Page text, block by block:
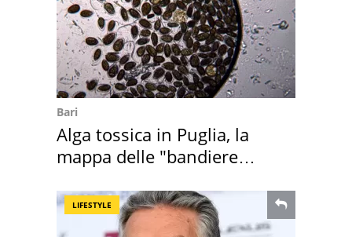
Bari
Alga tossica in Puglia, la
mappa delle "bandiere
LIFESTYLE